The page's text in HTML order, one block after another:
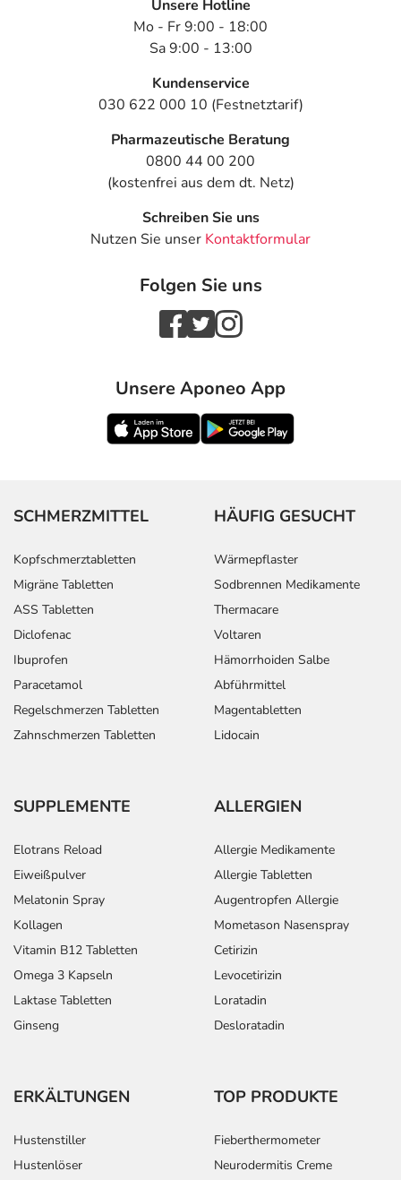
Unsere Hotline
Mo - Fr 9:00 - 18:00
Sa 9:00 - 13:00
Kundenservice
030 622 000 10 (Festnetztarif)
Pharmazeutische Beratung
0800 44 00 200
(kostenfrei aus dem dt. Netz)
Schreiben Sie uns
Nutzen Sie unser Kontaktformular
Folgen Sie uns
Unsere Aponeo App
SCHMERZMITTEL
Kopfschmerztabletten
Migräne Tabletten
ASS Tabletten
Diclofenac
Ibuprofen
Paracetamol
Regelschmerzen Tabletten
Zahnschmerzen Tabletten
HÄUFIG GESUCHT
Wärmepflaster
Sodbrennen Medikamente
Thermacare
Voltaren
Hämorrhoiden Salbe
Abführmittel
Magentabletten
Lidocain
SUPPLEMENTE
Elotrans Reload
Eiweißpulver
Melatonin Spray
Kollagen
Vitamin B12 Tabletten
Omega 3 Kapseln
Laktase Tabletten
Ginseng
ALLERGIEN
Allergie Medikamente
Allergie Tabletten
Augentropfen Allergie
Mometason Nasenspray
Cetirizin
Levocetirizin
Loratadin
Desloratadin
ERKÄLTUNGEN
Hustenstiller
Hustenlöser
TOP PRODUKTE
Fieberthermometer
Neurodermitis Creme